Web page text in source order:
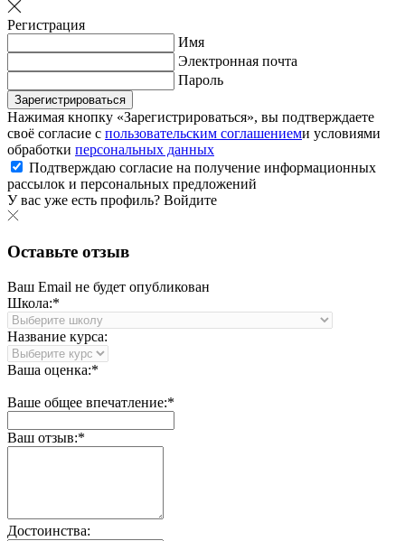
Регистрация
Имя
Электронная почта
Пароль
Зарегистрироваться
Нажимая кнопку «Зарегистрироваться», вы подтверждаете
своё согласие с пользовательским соглашениеми условиями
обработки персональных данных
Подтверждаю согласие на получение информационных
рассылок и персональных предложений
У вас уже есть профиль? Войдите
Оставьте отзыв
Ваш Email не будет опубликован
Школа:*
Название курса:
Ваша оценка:*
Ваше общее впечатление:*
Ваш отзыв:*
Достоинства: